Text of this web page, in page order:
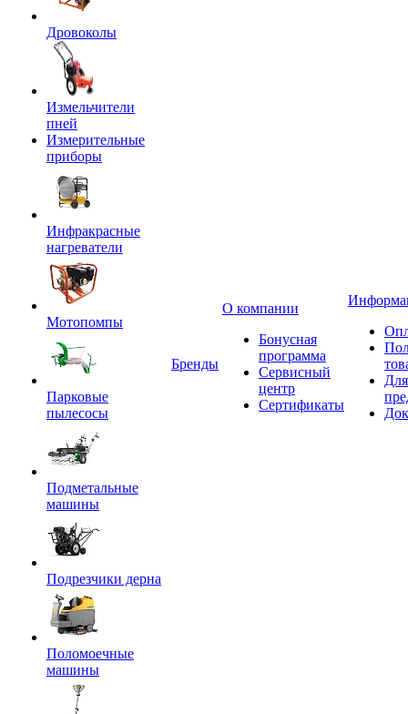
Дровоколы
Измельчители
пней
Измерительные
приборы
Инфракрасные
нагреватели
Мотопомпы
Парковые
пылесосы
Подметальные
машины
Подрезчики дерна
Поломоечные
машины
Бренды
О компании
Бонусная
программа
Сервисный
центр
Сертификаты
Для